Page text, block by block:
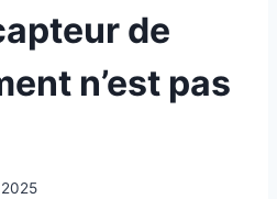
de
n’est pas